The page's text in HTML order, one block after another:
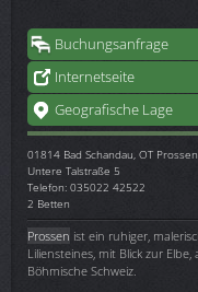
Buchungsanfrage
Internetseite
Geografische Lage
01814 Bad Schandau, OT Prossen
Untere Talstraße 5
Telefon: 035022 42522
2 Betten
Prossen ist ein ruhiger,
Liliensteines, mit Blick zur
Böhmische Schweiz.